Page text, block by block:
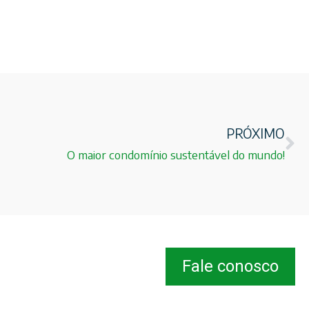
PRÓXIMO
O maior condomínio sustentável do mundo!
Fale conosco